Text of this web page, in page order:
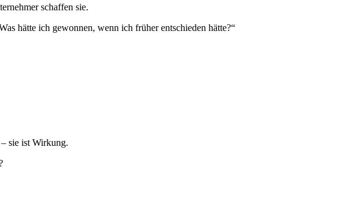
schaffen sie.
hätte ich gewonnen, wenn ich früher entschieden hätte?“
sie ist Wirkung.